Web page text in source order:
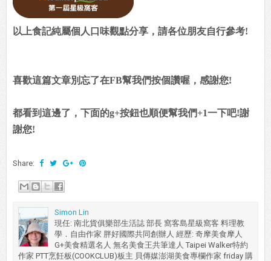
以上食記純屬個人口味觀點分享，請各位朋友自行參考!
喜歡這篇文章別忘了在FB幫我們按個讚喔，感謝您!
都看到這邊了，下面的g+按鈕也順便幫我們+1一下吧!謝
謝您!
Share:
Simon Lin
現任: 南北貨俱樂部生活誌 部長 窩客島星級窩客 料理教
學．自由作家 胖好國際共同創辦人 經歷: 奇摩美食摩人
G+美食精選名人 無名美食王共筆達人 Taipei Walker特約
作家 PTT烹飪板(COOKCLUB)板主 貝傳媒澎湖美食專欄作家 friday 購